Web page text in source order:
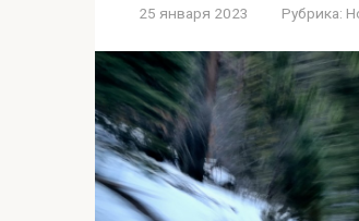
25 января 2023 Рубрика: